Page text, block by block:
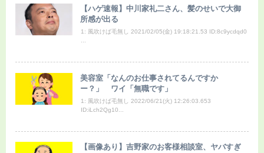
【ハゲ速報】中川家礼二さん、髪のせいで大御
所感が出る
1: 風吹けば毛無し 2021/02/05(金) 19:18:21.53 ID:8c9ycdqd0
美容室「なんのお仕事されてるんですか
ー？」 ワイ「無職です」
1: 風吹けば毛無し 2022/06/21(火) 12:26:03.653
ID:iLch2Qg10...
【画像あり】吉野家のお客様相談室、ヤバすぎ